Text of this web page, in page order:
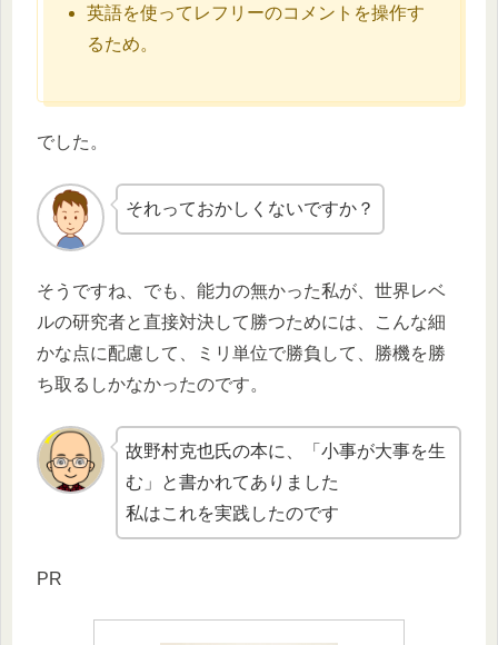
英語を使ってレフリーのコメントを操作す
るため。
でした。
それっておかしくないですか？
そうですね、でも、能力の無かった私が、世界レベ
ルの研究者と直接対決して勝つためには、こんな細
かな点に配慮して、ミリ単位で勝負して、勝機を勝
ち取るしかなかったのです。
故野村克也氏の本に、「小事が大事を生
む」と書かれてありました
私はこれを実践したのです
PR